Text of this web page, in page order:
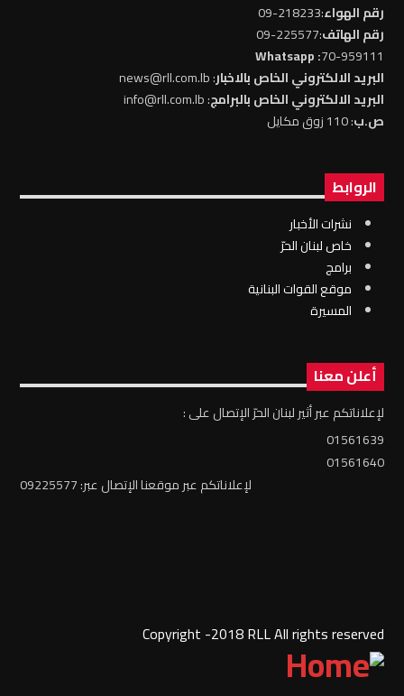
رقم الهواء:218233-09
رقم الهاتف:225577-09
70-959111
: Whatsapp
البريد الالكتروني الخاص بالاخبار: news@rll.com.lb
البريد الالكتروني الخاص بالبرامج: info@rll.com.lb
ص.ب: 110 زوق مكايل
الروابط
نشرات الأخبار
خاص لبنان الحرّ
برامج
موقع القوات البنانية
المسيرة
أعلن معنا
لإعلاناتكم عبر أثير لبنان الحرّ الإتصال على :
01561639
01561640
لإعلاناتكم عبر موقعنا الإتصال عبر: 09225577
Copyright -2018 RLL All rights reserved